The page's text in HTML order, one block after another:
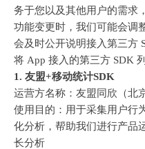
务于您以及其他用户的需求
功能变更时，我们可能会调
会及时公开说明接入第三方
将 App 接入的第三方 SDK
1. 友盟+移动统计SDK
运营方名称：友盟同欣（北
使用目的：用于采集用户行
化分析，帮助我们进行产品
长分析